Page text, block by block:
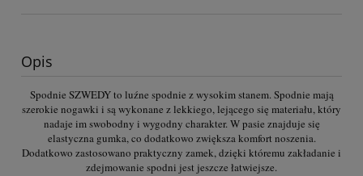
Opis
Spodnie SZWEDY to luźne spodnie z wysokim stanem. Spodnie mają
szerokie nogawki i są wykonane z lekkiego, lejącego się materiału, który
nadaje im swobodny i wygodny charakter. W pasie znajduje się
elastyczna gumka, co dodatkowo zwiększa komfort noszenia.
Dodatkowo zastosowano praktyczny zamek, dzięki któremu zakładanie i
zdejmowanie spodni jest jeszcze łatwiejsze.